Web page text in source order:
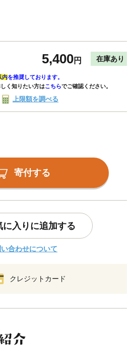
5,400円 在庫あり
内を推奨しております。
く知りたい方はこちらでご確認ください。
上限額を調べる
寄付する
に入りに追加する
合わせについて
クレジットカード